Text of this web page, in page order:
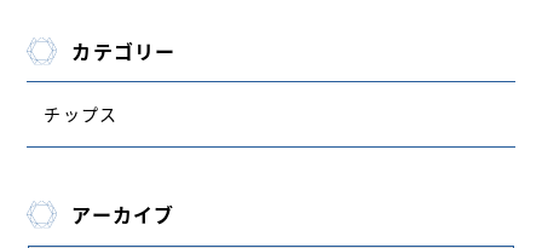
カテゴリー
チップス
アーカイブ